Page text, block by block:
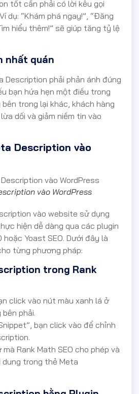
tốt cần phải có lời kêu gọi
dụ: “Khám phá ngay!”, “Đăng
hiểu thêm!” sẽ giúp tăng tỷ lệ
nhất quán
Description phải phản ánh đúng
bạn hứa hẹn một điều trong
trong lại khác, khách hàng
dối và giảm niềm tin vào
Description vào
vào WordPress
vào website sử dụng
hiện dễ dàng qua các plugin
hoặc Yoast SEO. Dưới đây là
từng phương pháp:
trong Rank
click vào nút màu xanh lá ở
phải.
bạn click vào để chỉnh
Rank Math SEO cho phép và
dung trong thẻ Meta